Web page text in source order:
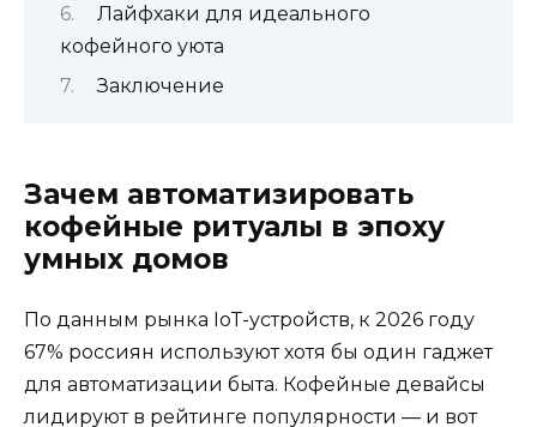
Лайфхаки для идеального
кофейного уюта
Заключение
Зачем автоматизировать
кофейные ритуалы в эпоху
умных домов
По данным рынка IoT-устройств, к 2026 году
67% россиян используют хотя бы один гаджет
для автоматизации быта. Кофейные девайсы
лидируют в рейтинге популярности — и вот